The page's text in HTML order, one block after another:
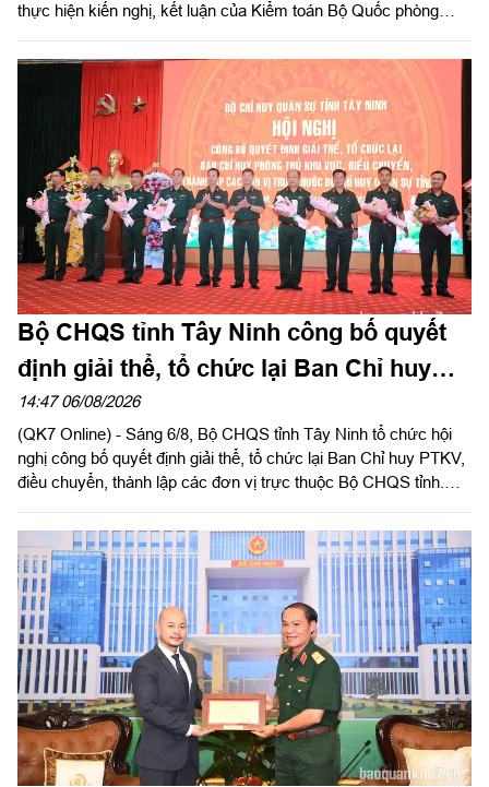
thực hiện kiến nghị, kết luận của Kiểm toán Bộ Quốc phòng
viên Ban Chấp hành Trung ương Đảng, Ủy viên Quân ủy Trung
ương, Phó Bí thư Đảng ủy, Tư lệnh Quân khu chủ trì hội nghị.
Bộ CHQS tỉnh Tây Ninh công bố quyết
định giải thể, tổ chức lại Ban Chỉ huy
phòng thủ khu vực
14:47 06/08/2026
(QK7 Online) - Sáng 6/8, Bộ CHQS tỉnh Tây Ninh tổ chức hội
nghị công bố quyết định giải thể, tổ chức lại Ban Chỉ huy PTKV,
điều chuyển, thành lập các đơn vị trực thuộc Bộ CHQS tỉnh.
Ngọc Hải, Phó Tham mưu trưởng Quân khu dự và phát biểu
chỉ đạo.